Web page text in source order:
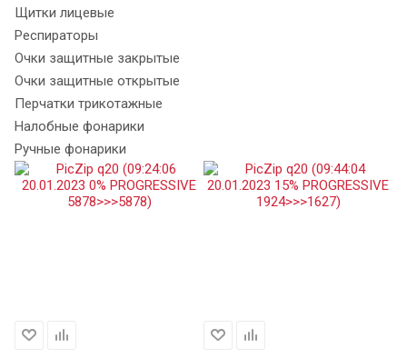
Щитки лицевые
Респираторы
Очки защитные закрытые
Очки защитные открытые
Перчатки трикотажные
Налобные фонарики
Ручные фонарики